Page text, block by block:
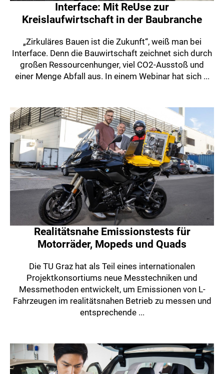
Interface: Mit ReUse zur
Kreislaufwirtschaft in der Baubranche
„Zirkuläres Bauen ist die Zukunft“, weiß man bei
Interface. Denn die Bauwirtschaft zeichnet sich durch
großen Ressourcenhunger, viel CO2-Ausstoß und
einer Menge Abfall aus. In einem Webinar hat sich ...
Realitätsnahe Emissionstests für
Motorräder, Mopeds und Quads
Die TU Graz hat als Teil eines internationalen
Projektkonsortiums neue Messtechniken und
Messmethoden entwickelt, um Emissionen von L-
Fahrzeugen im realitätsnahen Betrieb zu messen und
entsprechende ...